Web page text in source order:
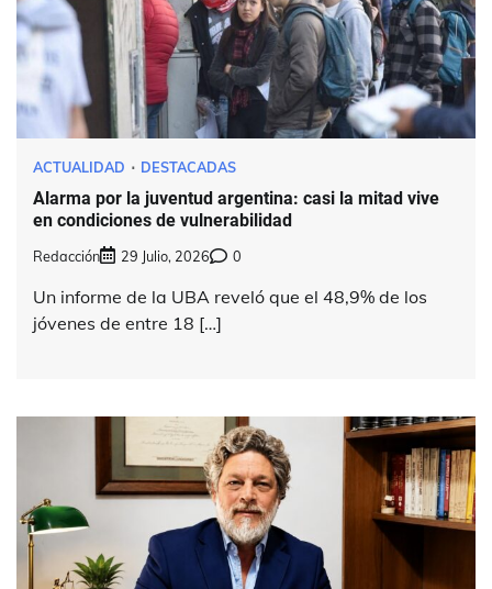
ACTUALIDAD DESTACADAS
Alarma por la juventud argentina: casi la mitad vive
en condiciones de vulnerabilidad
Redacción 29 Julio, 2026 0
Un informe de la UBA reveló que el 48,9% de los
jóvenes de entre 18 […]